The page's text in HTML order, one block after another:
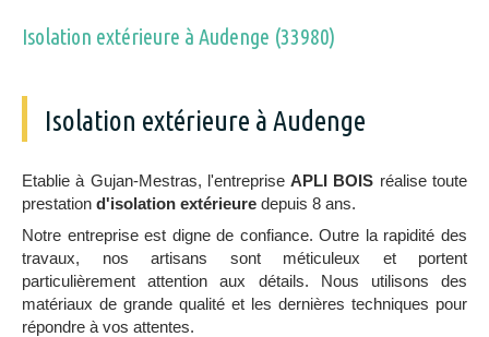
Isolation extérieure à Audenge (33980)
Isolation extérieure à Audenge
Etablie à Gujan-Mestras, l'entrepriseAPLI BOIS réalise toute
prestation d'isolation extérieure depuis 8 ans.
Notre entreprise est digne de confiance. Outre la rapidité des
travaux, nos artisans sont méticuleux et portent
particulièrement attention aux détails. Nous utilisons des
matériaux de grande qualité et les dernières techniques pour
répondre à vos attentes.